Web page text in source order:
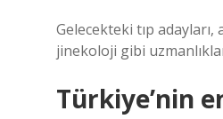
Gelecekteki tıp
jinekoloji gibi
Türkiye’nin